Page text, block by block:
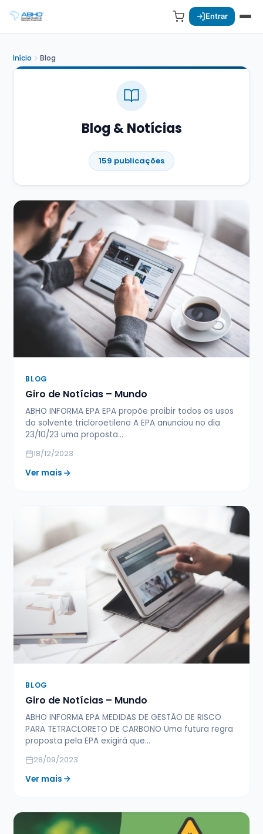
Entrar
Início Blog
Blog & Notícias
159 publicações
BLOG
Giro de Notícias – Mundo
ABHO INFORMA EPA EPA propõe proibir todos os usos
do solvente tricloroetileno A EPA anunciou no dia
23/10/23 uma proposta…
18/12/2023
Ver mais
BLOG
Giro de Notícias – Mundo
ABHO INFORMA EPA MEDIDAS DE GESTÃO DE RISCO
PARA TETRACLORETO DE CARBONO Uma futura regra
proposta pela EPA exigirá que…
28/09/2023
Ver mais